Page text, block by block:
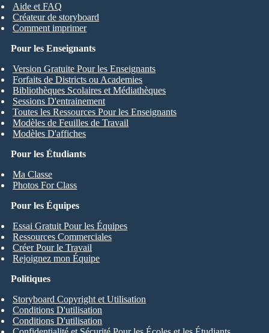
Aide et FAQ
Créateur de storyboard
Comment imprimer
Pour les Étudiants
Ma Classe
Photos For Class
Pour les Enseignants
Version Gratuite Pour les Enseignants
Forfaits de Districts ou Academies
Bibliothèques Scolaires et Médiathèques
Sessions D'entrainement
Toutes les Ressources Pour les Enseignants
Modèles de Feuilles de Travail
Modèles D'affiches
Pour les Équipes
Essai Gratuit Pour les Équipes
Ressources Commerciales
Créer Pour le Travail
Rejoignez mon Équipe
Politiques
Storyboard Copyright et Utilisation
Conditions D'utilisation
Conditions D'utilisation